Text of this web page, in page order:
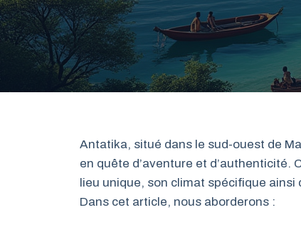
Antatika, situé dans le sud-ouest de
en quête d’aventure et d’authenticité.
lieu unique, son climat spécifique ainsi
Dans cet article, nous aborderons :